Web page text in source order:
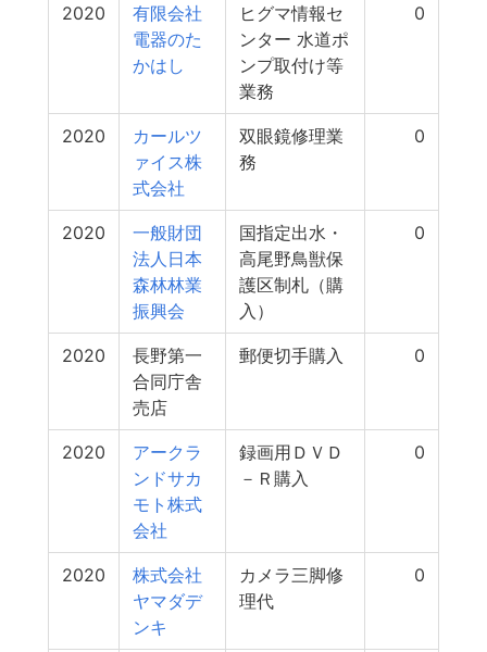
2020
有限会社
電器のた
かはし
ヒグマ情報セ
ンター 水道ポ
ンプ取付け等
業務
0
2020
カールツ
ァイス株
式会社
双眼鏡修理業
務
0
2020
一般財団
法人日本
森林林業
振興会
国指定出水・
高尾野鳥獣保
護区制札（購
入）
0
2020
長野第一
合同庁舎
売店
郵便切手購入 0
2020
アークラ
ンドサカ
モト株式
会社
録画用ＤＶＤ
－Ｒ購入
0
2020
株式会社
ヤマダデ
ンキ
カメラ三脚修
理代
0